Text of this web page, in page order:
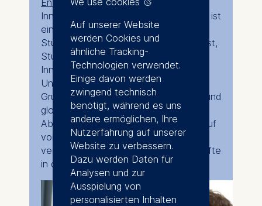
Innovation und Entrepreneurship (MIE) ist
ein dynamischer, zweijähriger
Studiengang, der darauf ausgerichtet ist,
Studierende darauf vorzubereiten,
Innovationen voranzutreiben und
Unternehmen zu skalieren. Durch
Grundlagenkurse, praktische Projekte und
globale Immersion bereitet der MIE
Absolventinnen und Absolventen darauf
vor, einflussreiche und
verantwortungsbewusste Führungskräfte
in der Geschäftswelt zu werden.
Auf unserer Website
werden Cookies und
ähnliche Tracking-
Technologien verwendet.
Einige davon werden
zwingend technisch
benötigt, während es uns
andere ermöglichen, Ihre
Nutzerfahrung auf unserer
Website zu verbessern.
Dazu werden Daten für
Analysen und zur
Ausspielung von
personalisierten Inhalten